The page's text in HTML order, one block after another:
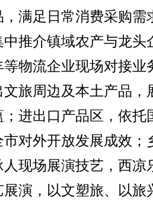
满足日常消费采购需
推介镇域农产与龙头
物流企业现场对接业
旅周边及本土产品，
进出口产品区，依托
对外开放发展成效；
人现场展演技艺，西凉
演，以文塑旅、以旅